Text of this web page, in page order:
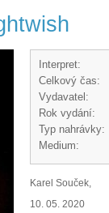
Interpret:
Celkový čas:
Vydavatel:
Rok vydání:
Typ nahrávky:
Medium:
Karel Souček,
10. 05. 2020